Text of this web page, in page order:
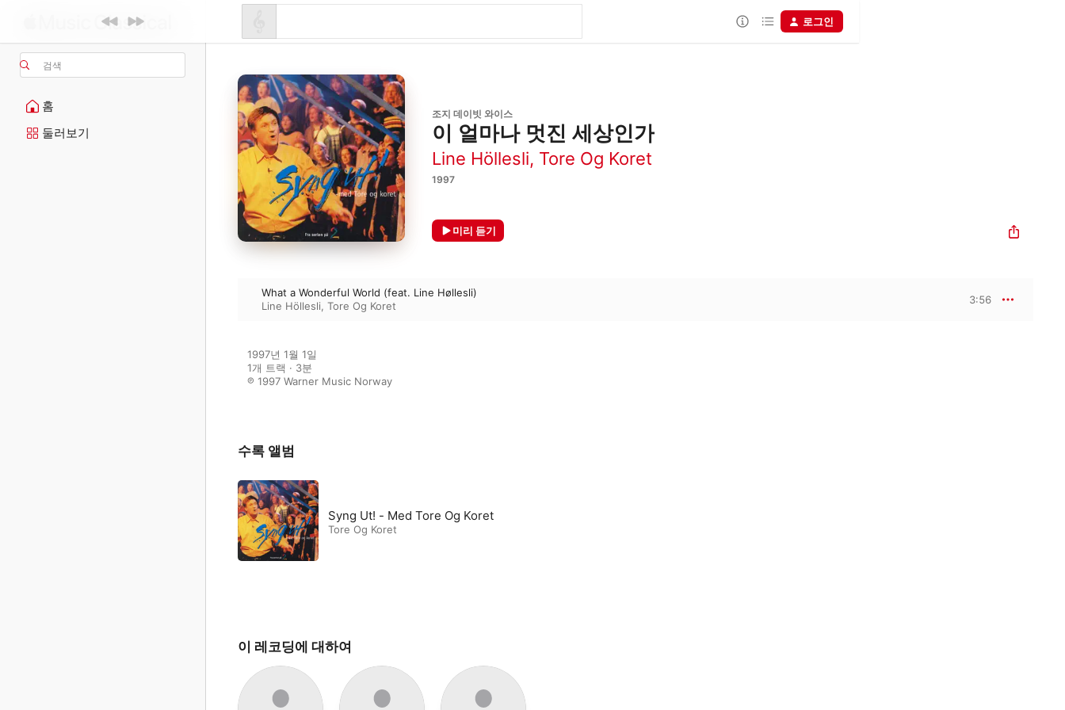
검색
홈
둘러보기
로그인
조지 데이빗 와이스
이 얼마나 멋진 세상인가
Line Höllesli, Tore Og Koret
1997
미리 듣기
What a Wonderful World (feat. Line Høllesli)
Line Höllesli, Tore Og Koret
3:56
1997년 1월 1일
1개 트랙 · 3분
℗ 1997 Warner Music Norway
수록 앨범
Syng Ut! - Med Tore Og Koret
Tore Og Koret
이 레코딩에 대하여